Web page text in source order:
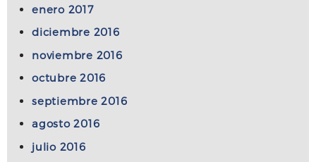
enero 2017
diciembre 2016
noviembre 2016
octubre 2016
septiembre 2016
agosto 2016
julio 2016